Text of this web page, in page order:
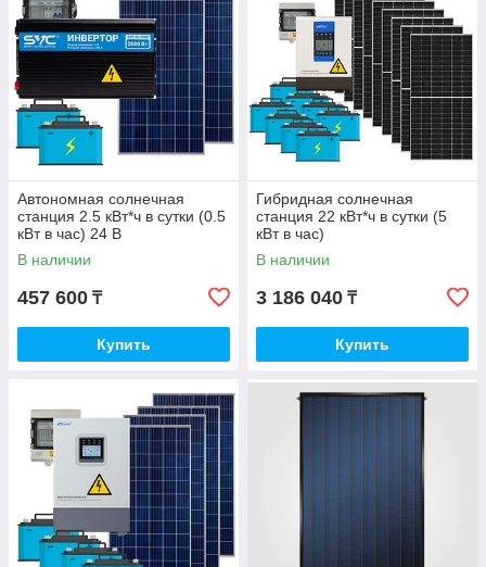
Автономная солнечная
станция 2.5 кВт*ч в сутки (0.5
кВт в час) 24 В
В наличии
457 600 ₸
Купить
Гибридная солнечная
станция 22 кВт*ч в сутки (5
кВт в час)
В наличии
3 186 040 ₸
Купить